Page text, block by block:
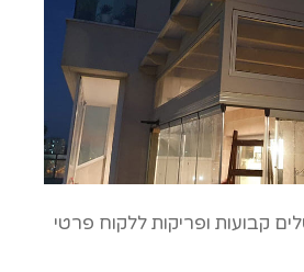
קבועות ופריקות ללקוח פרטי